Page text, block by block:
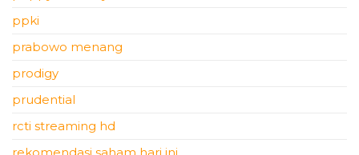
ppki
prabowo menang
prodigy
prudential
rcti streaming hd